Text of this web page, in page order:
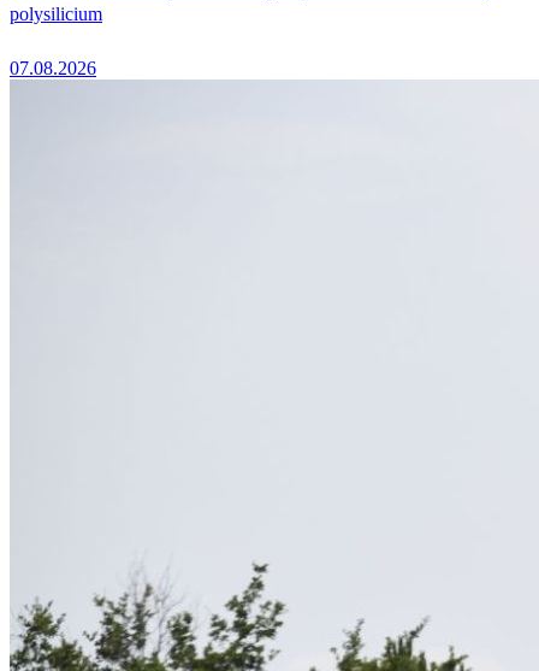
polysilicium
07.08.2026